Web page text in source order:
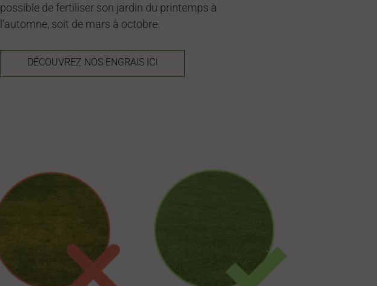
possible de fertiliser son jardin du printemps à
l’automne, soit de mars à octobre.
DÉCOUVREZ NOS ENGRAIS ICI